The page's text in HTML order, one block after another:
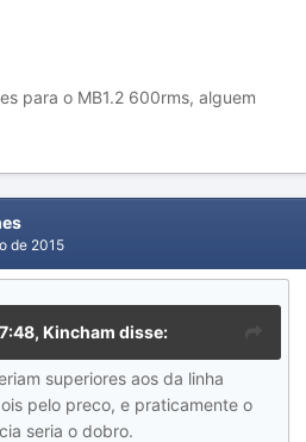
para o MB1.2 600rms, alguem
de 2015
Kincham disse:
superiores aos da linha
pelo preco, e praticamente o
seria o dobro.